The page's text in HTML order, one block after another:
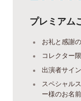
プレミアム
お礼と感謝
コレクター
出演者サイ
スペシャル
ー様のお名